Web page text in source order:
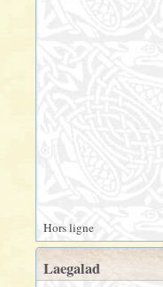
Hors ligne
Laegalad